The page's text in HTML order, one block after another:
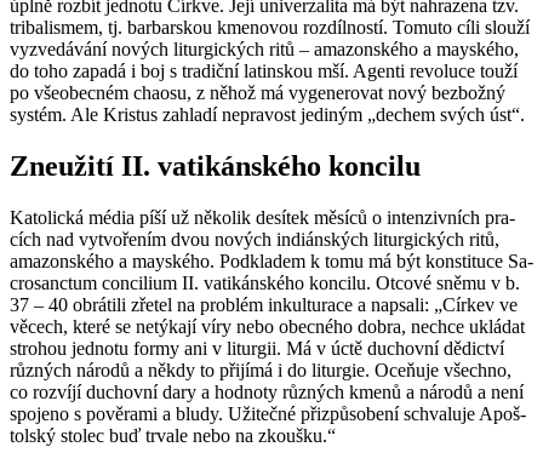
úplně roz­bít jed­no­tu Církve. Její uni­ver­za­li­ta má být na­hra­ze­na tzv.
tri­ba­lis­mem, tj. bar­bar­skou kme­no­vou roz­díl­nos­tí. To­mu­to cíli slou­ží
vy­zve­dá­vá­ní no­vých li­tur­gic­kých ritů – ama­zon­ské­ho a ma­yské­ho,
do toho za­pa­dá i boj s tra­dič­ní la­tin­skou mší. Agen­ti re­vo­lu­ce touží
po vše­o­bec­ném cha­o­su, z něhož má vy­ge­ne­ro­vat nový bezbož­ný
sys­tém. Ale Kris­tus za­hla­dí ne­pra­vost je­di­ným „de­chem svých úst“.
Zne­u­ži­tí II. va­ti­kán­ské­ho kon­ci­lu
Ka­to­lic­ká média píší už ně­ko­lik de­sí­tek mě­sí­ců o in­ten­ziv­ních pra­
cích nad vy­tvo­ře­ním dvou no­vých in­di­án­ských li­tur­gic­kých ritů,
ama­zon­ské­ho a ma­yské­ho. Pod­kla­dem k tomu má být kon­sti­tu­ce Sa­
cro­sanctum con­ci­li­um II. va­ti­kán­ské­ho kon­ci­lu. Ot­co­vé sněmu v b.
37 – 40 ob­rá­ti­li zře­tel na pro­blém in­kul­tu­ra­ce a na­psa­li: „Cír­kev ve
vě­cech, které se ne­tý­ka­jí víry nebo obec­né­ho dobra, ne­chce uklá­dat
stro­hou jed­no­tu formy ani v li­tur­gii. Má v úctě du­chov­ní dě­dic­tví
růz­ných ná­ro­dů a někdy to při­jí­má i do li­tur­gie. Oceňuje všech­no,
co roz­ví­jí du­chov­ní dary a hod­no­ty růz­ných kmenů a ná­ro­dů a není
spo­je­no s po­vě­ra­mi a bludy. Uži­teč­né při­způ­so­be­ní schva­lu­je Apoš­
tolský sto­lec buď tr­va­le nebo na zkouš­ku.“